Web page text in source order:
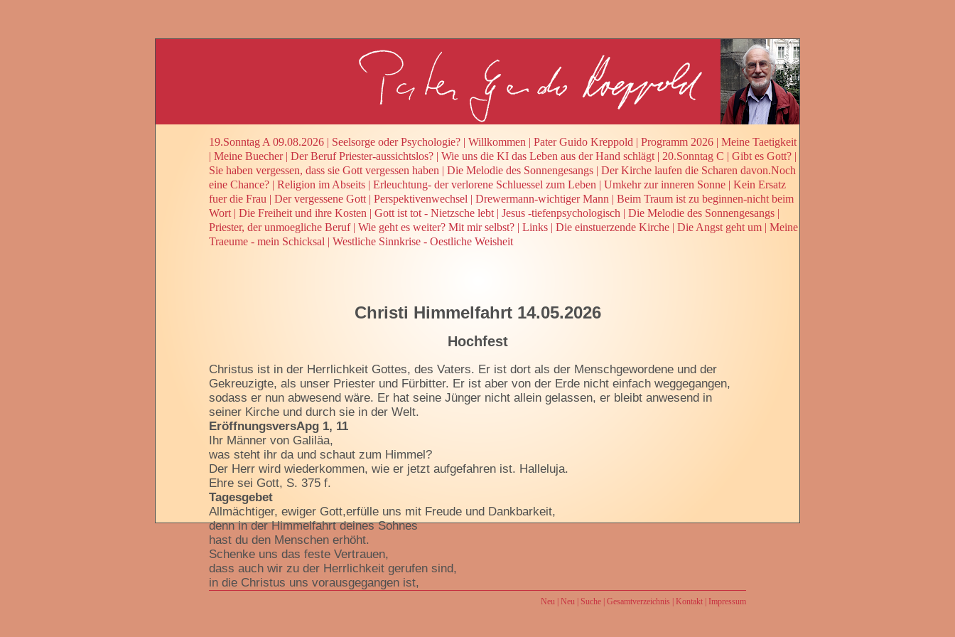
19.Sonntag A 09.08.2026 | Seelsorge oder Psychologie? | Willkommen | Pater Guido Kreppold | Programm 2026 | Meine Taetigkeit
| Meine Buecher | Der Beruf Priester-aussichtslos? | Wie uns die KI das Leben aus der Hand schlägt | 20.Sonntag C | Gibt es Gott? |
Sie haben vergessen, dass sie Gott vergessen haben | Die Melodie des Sonnengesangs | Der Kirche laufen die Scharen davon.Noch
eine Chance? | Religion im Abseits | Erleuchtung- der verlorene Schluessel zum Leben | Umkehr zur inneren Sonne | Kein Ersatz
fuer die Frau | Der vergessene Gott | Perspektivenwechsel | Drewermann-wichtiger Mann | Beim Traum ist zu beginnen-nicht beim
Wort | Die Freiheit und ihre Kosten | Gott ist tot - Nietzsche lebt | Jesus -tiefenpsychologisch | Die Melodie des Sonnengesangs |
Priester, der unmoegliche Beruf | Wie geht es weiter? Mit mir selbst? | Links | Die einstuerzende Kirche | Die Angst geht um | Meine
Traeume - mein Schicksal | Westliche Sinnkrise - Oestliche Weisheit
Christi Himmelfahrt 14.05.2026
Hochfest
Christus ist in der Herrlichkeit Gottes, des Vaters. Er ist dort als der Menschgewordene und der
Gekreuzigte, als unser Priester und Fürbitter. Er ist aber von der Erde nicht einfach weggegangen,
sodass er nun abwesend wäre. Er hat seine Jünger nicht allein gelassen, er bleibt anwesend in
seiner Kirche und durch sie in der Welt.
EröffnungsversApg 1, 11
Ihr Männer von Galiläa,
was steht ihr da und schaut zum Himmel?
Der Herr wird wiederkommen, wie er jetzt aufgefahren ist. Halleluja.
Ehre sei Gott, S. 375 f.
Tagesgebet
Allmächtiger, ewiger Gott,erfülle uns mit Freude und Dankbarkeit,
denn in der Himmelfahrt deines Sohnes
hast du den Menschen erhöht.
Schenke uns das feste Vertrauen,
dass auch wir zu der Herrlichkeit gerufen sind,
in die Christus uns vorausgegangen ist,
Neu | Neu | Suche | Gesamtverzeichnis | Kontakt | Impressum